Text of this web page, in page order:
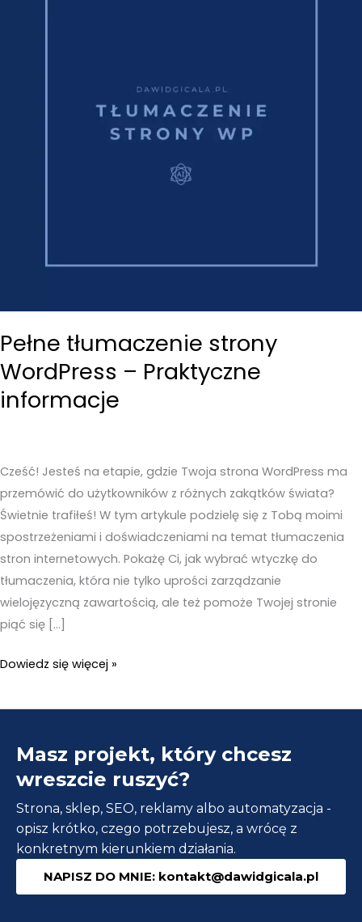
Pełne tłumaczenie strony
WordPress – Praktyczne
informacje
Cześć! Jesteś na etapie, gdzie Twoja strona WordPress ma
przemówić do użytkowników z różnych zakątków świata?
Świetnie trafiłeś! W tym artykule podzielę się z Tobą moimi
spostrzeżeniami i doświadczeniami na temat tłumaczenia
stron internetowych. Pokażę Ci, jak wybrać wtyczkę do
tłumaczenia, która nie tylko uprości zarządzanie
wielojęzyczną zawartością, ale też pomoże Twojej stronie
piąć się […]
Pełne
strony
Praktyczne
Dowiedz się więcej »
Masz projekt, który chcesz
wreszcie ruszyć?
Strona, sklep, SEO, reklamy albo automatyzacja -
opisz krótko, czego potrzebujesz, a wrócę z
konkretnym kierunkiem działania.
NAPISZ DO MNIE: kontakt@dawidgicala.pl